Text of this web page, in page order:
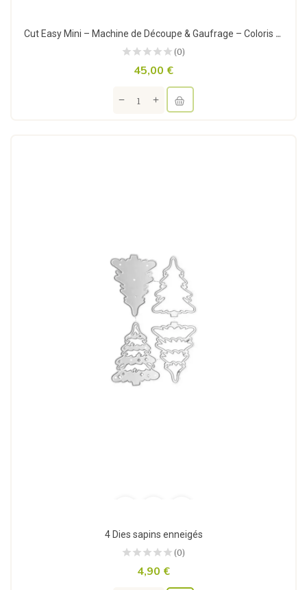
Cut Easy Mini – Machine de Découpe & Gaufrage – Coloris Rose – VAESSEN CREATIVE
(0)
45,00 €
4 Dies sapins enneigés
(0)
4,90 €